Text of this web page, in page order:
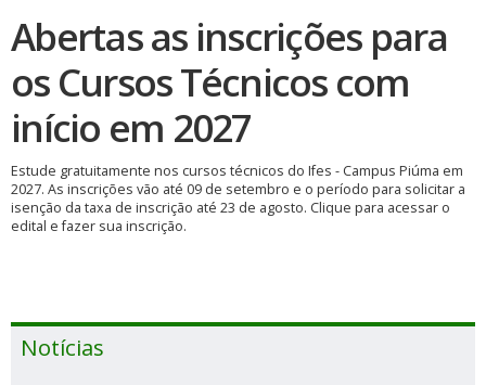
Abertas as inscrições para
os Cursos Técnicos com
início em 2027
Estude gratuitamente nos cursos técnicos do Ifes - Campus Piúma em
2027. As inscrições vão até 09 de setembro e o período para solicitar a
isenção da taxa de inscrição até 23 de agosto. Clique para acessar o
edital e fazer sua inscrição.
Notícias